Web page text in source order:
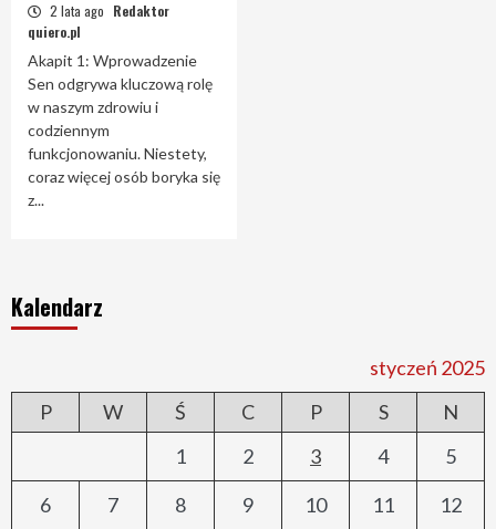
2 lata ago Redaktor
quiero.pl
Akapit 1: Wprowadzenie
Sen odgrywa kluczową rolę
w naszym zdrowiu i
codziennym
funkcjonowaniu. Niestety,
coraz więcej osób boryka się
z...
Kalendarz
styczeń 2025
P
W Ś C P S
N
1
2 3 4
5
6
7 8 9 10 11 12